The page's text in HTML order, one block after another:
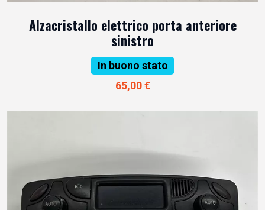
Alzacristallo elettrico porta anteriore
sinistro
In buono stato
65,00 €